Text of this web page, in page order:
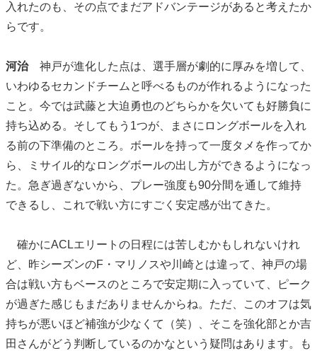
入れたのも、その点でまだアドバンテージがあると考えたか
らです。
河治神戸が進化した点は、選手層が劇的に厚みを増して、
いわゆるセカンドチームと呼べるものが作れるようになった
こと。今では武藤と大迫勇也のどちらかを欠いても好勝負に
持ち込める。そしてもう1つが、まさにロングボールを入れ
る前の下準備のところ。ボールを持って一度タメを作ってか
ら、ミサイル的なロングボールの出し方ができるようになっ
た。急ぎ過ぎないから、プレー強度も90分間を通して維持
できるし、これで戦い方にすごく安定感が出てきた。
確かにACLエリートの日程には苦しむかもしれないけれ
ど、昨シーズンのF・マリノスや川崎とは違って、神戸の場
合は戦い方もベースのところで安定期に入っていて、ピーク
が過ぎた感じもまだありませんからね。ただ、このオフは気
持ちが悪いほど補強が少なくて（笑）、そこを強化部とか吉
田さんがどう判断しているのかなという疑問はあります。も